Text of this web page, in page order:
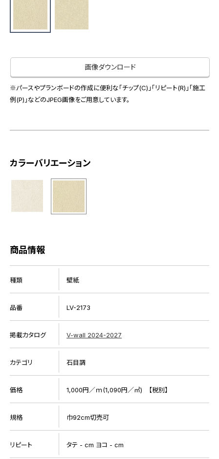
仙台ショールーム
札幌ショールーム
動画一覧
お手入れ便利帳
お役立ち資料
サンプル・カタログ請求／お問い合わせ（ビジネスのお客様）
非住宅案件に関するお問い合わせ
スペースソリューション事業
オフィスソリューション事業
会社情報
お知らせ プライバシーポリシー
画像ダウンロード
※パースやプランボードの作成に便利な「チップ(C)」「リピート(R)」「施工
例(P)」などのJPEG画像をご用意しています。
カラーバリエーション
商品情報
種類 壁紙
品番 LV-2173
掲載カタログ V-wall 2024-2027
カテゴリ 石目調
価格 1,000円／ｍ(1,090円／㎡) 【税別】
規格 巾92cm切売可
リピート タテ - cm ヨコ - cm